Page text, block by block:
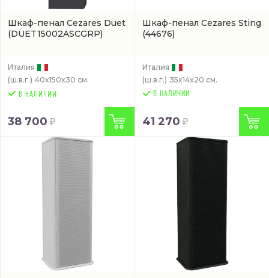
Шкаф-пенал Cezares Duet
(DUET15002ASCGRP)
Италия
(ш.в.г.) 40x150x30 см.
38 700
Шкаф-пенал Cezares Sting
(44676)
Италия
(ш.в.г.) 35x14x20 см.
В НАЛИЧИИ
41 270